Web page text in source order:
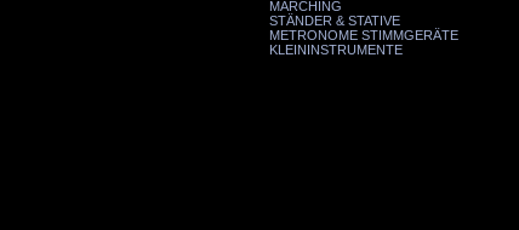
MARCHING
STÄNDER & STATIVE
METRONOME STIMMGERÄTE
KLEININSTRUMENTE